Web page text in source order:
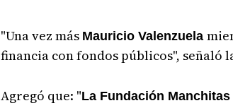
"Una vez más Mauricio Valenzuela
financia con fondos públicos", señaló
Agregó que: "La Fundación Manchitas